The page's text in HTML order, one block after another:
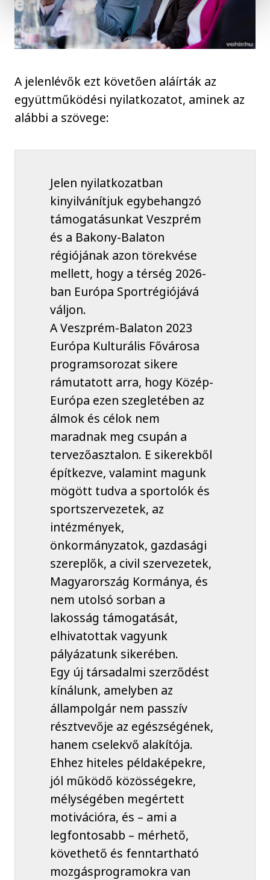
A jelenlévők ezt követően aláírták az
együttműködési nyilatkozatot, aminek az
alábbi a szövege:
Jelen nyilatkozatban
kinyilvánítjuk egybehangzó
támogatásunkat Veszprém
és a Bakony-Balaton
régiójának azon törekvése
mellett, hogy a térség 2026-
ban Európa Sportrégiójává
váljon.
A Veszprém-Balaton 2023
Európa Kulturális Fővárosa
programsorozat sikere
rámutatott arra, hogy Közép-
Európa ezen szegletében az
álmok és célok nem
maradnak meg csupán a
tervezőasztalon. E sikerekből
építkezve, valamint magunk
mögött tudva a sportolók és
sportszervezetek, az
intézmények,
önkormányzatok, gazdasági
szereplők, a civil szervezetek,
Magyarország Kormánya, és
nem utolsó sorban a
lakosság támogatását,
elhivatottak vagyunk
pályázatunk sikerében.
Egy új társadalmi szerződést
kínálunk, amelyben az
állampolgár nem passzív
résztvevője az egészségének,
hanem cselekvő alakítója.
Ehhez hiteles példaképekre,
jól működő közösségekre,
mélységében megértett
motivációra, és – ami a
legfontosabb – mérhető,
követhető és fenntartható
mozgásprogramokra van